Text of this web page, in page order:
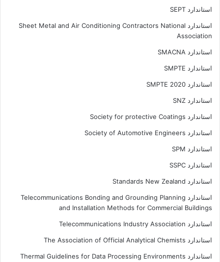
استاندارد SEPT
استاندارد Sheet Metal and Air Conditioning Contractors National
Association
استاندارد SMACNA
استاندارد SMPTE
استاندارد SMPTE 2020
استاندارد SNZ
استاندارد Society for protective Coatings
استاندارد Society of Automotive Engineers
استاندارد SPM
استاندارد SSPC
استاندارد Standards New Zealand
استاندارد Telecommunications Bonding and Grounding Planning
and Installation Methods for Commercial Buildings
استاندارد Telecommunications Industry Association
استاندارد The Association of Official Analytical Chemists
استاندارد Thermal Guidelines for Data Processing Environments